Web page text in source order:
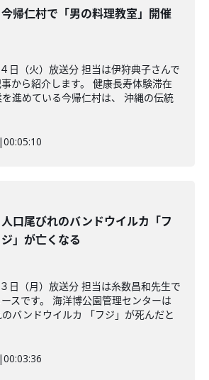
今帰仁村で「男の料理教室」開催
日（火）放送分 担当は伊狩典子さんで
から紹介します。 健康長寿体験滞在
進めている今帰仁村は、 沖縄の伝統
|00:05:10
人口尾びれのバンドウイルカ「フ
ジ」が亡くなる
日（月）放送分 担当は糸数昌和先生で
スです。 海洋博公園管理センターは
バンドウイルカ 「フジ」が死んだと
|00:03:36